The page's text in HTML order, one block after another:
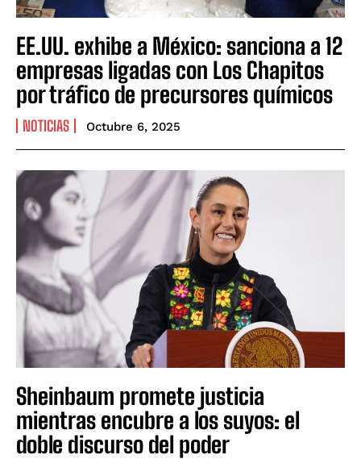
EE.UU. exhibe a México: sanciona a 12
empresas ligadas con Los Chapitos
por tráfico de precursores químicos
NOTICIAS Octubre 6, 2025
Sheinbaum promete justicia
mientras encubre a los suyos: el
doble discurso del poder